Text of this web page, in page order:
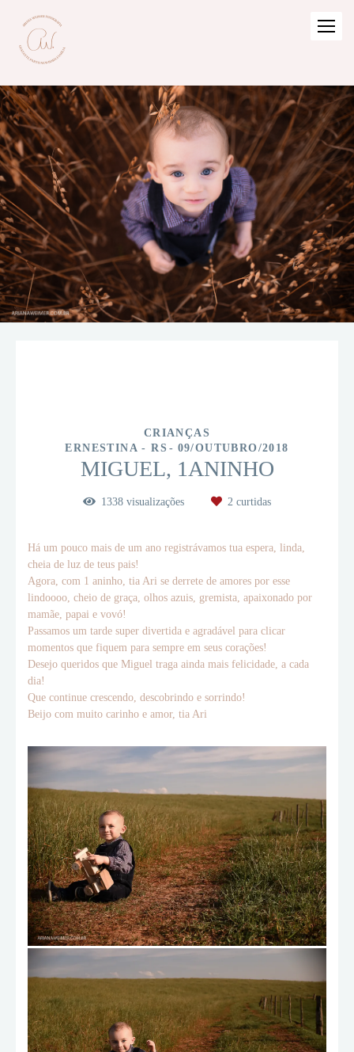
CRIANÇAS
ERNESTINA - RS
09/OUTUBRO/2018
MIGUEL, 1ANINHO
1338 visualizações 2 curtidas
Há um pouco mais de um ano registrávamos tua espera, linda,
cheia de luz de teus pais!
Agora, com 1 aninho, tia Ari se derrete de amores por esse
lindoooo, cheio de graça, olhos azuis, gremista, apaixonado por
mamãe, papai e vovó!
Passamos um tarde super divertida e agradável para clicar
momentos que fiquem para sempre em seus corações!
Desejo queridos que Miguel traga ainda mais felicidade, a cada
dia!
Que continue crescendo, descobrindo e sorrindo!
Beijo com muito carinho e amor, tia Ari